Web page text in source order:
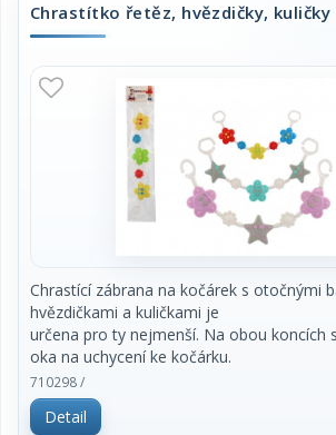
Chrastítko řetěz, hvězdičky, kuličky
Chrastící zábrana na kočárek s otočnými
hvězdičkami a kuličkami je
určena pro ty nejmenší. Na obou koncích
oka na uchycení ke kočárku.
Barvy se mohou lišit od vyobrazení.
velikost: 43cm
Vhodné pro děti od narození.
710298 /
Detail